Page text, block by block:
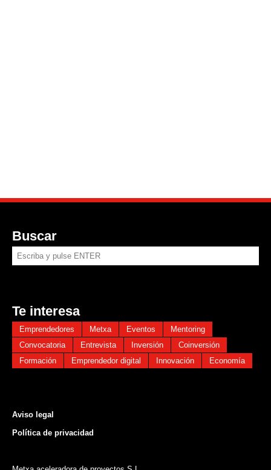
Buscar
Te interesa
Emprendedores Metxa Eventos
Mentoring
Convocatoria
Entrevista Inversión
Coinversión
Formación
Emprendedor digital Innovación Economía
Aviso legal
Política de privacidad